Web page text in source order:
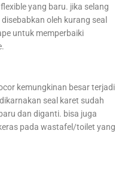
yang baru. jika selang
oleh kurang seal
untuk memperbaiki
kemungkinan besar terjadi
seal karet sudah
dan diganti. bisa juga
pada wastafel/toilet yang